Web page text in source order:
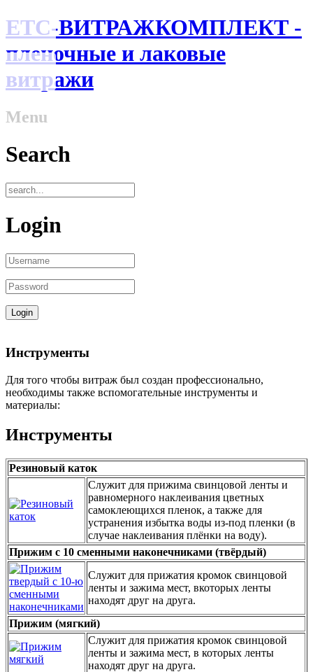
ЕТС-ВИТРАЖКОМПЛЕКТ -
пленочные и лаковые
витражи
Menu
Search
Login
Инструменты
Для того чтобы витраж был создан профессионально,
необходимы также вспомогательные инструменты и
материалы:
Инструменты
Резиновый каток
Cлужит для прижима свинцовой ленты и
равномерного наклеивания цветных
самоклеющихся пленок, а также для
устранения избытка воды из-под пленки (в
случае наклеивания плёнки на воду).
Прижим с 10 сменными наконечниками (твёрдый)
Служит для прижатия кромок свинцовой
ленты и зажима мест, вкоторых ленты
находят друг на друга.
Прижим (мягкий)
Служит для прижатия кромок свинцовой
ленты и зажима мест, в которых ленты
находят друг на друга.